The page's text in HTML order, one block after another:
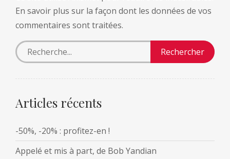
En savoir plus sur la façon dont les données de vos
commentaires sont traitées.
Articles récents
-50%, -20% : profitez-en !
Appelé et mis à part, de Bob Yandian